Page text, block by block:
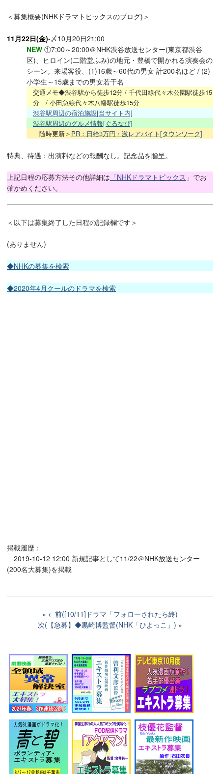
＜募集概要(NHKドラマトピックスのブログ)＞
11月22日(金)-〆10月20日21:00
NEW ①7:00～20:00＠NHK渋谷放送センター(東京都渋谷
区)、ヒロイン(二階堂ふみ)の地元・豊橋で開かれる演奏会の
シーン。来場客役、(1)16歳～60代の男女 計200名ほど / (2)
小学生～15歳までの男女若干名
交通メモ◆渋谷駅から徒歩12分 / 千代田線代々木公園駅徒歩15
分 / 小田急線代々木八幡駅徒歩15分
渋谷駅周辺の宿泊施設[当サイト内]
渋谷駅周辺のグルメ情報[ぐるなび]
随時更新＞ PR：日給3万円・激レアバイト[タウンワーク]
特典、待遇：出演料などの報酬なし。記念品を贈呈。
上記日程の応募方法その他詳細は 「NHKドラマトピックス 」でお
確かめください。
＜以下は募集終了した日程の記録欄です＞
(ありません)
◆NHKの募集を検索
◆2020年4月クールのドラマを検索
掲載履歴：
2019-10-12 12:00 新規記事として11/22＠NHK放送センター
(200名大募集)を掲載
←前([10/11]ドラマ「フォローされたら終)
次(【急募】◆黒崎博監督(NHK「ひよっこ」)